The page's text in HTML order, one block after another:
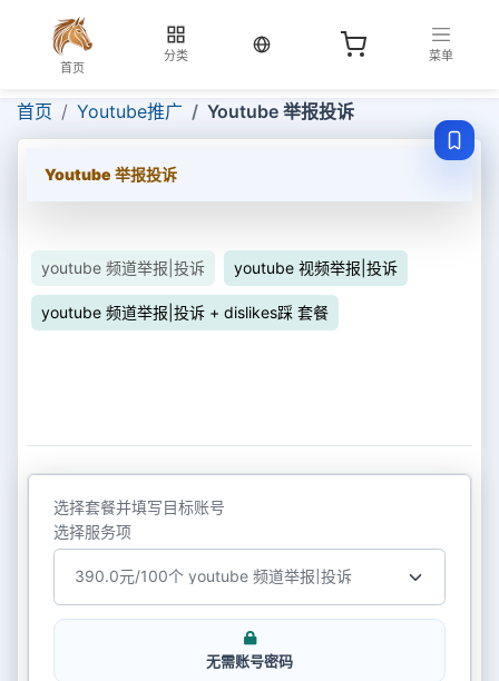
首页
分类
当前语言：中文
菜单
首页 Youtube推广 Youtube 举报投诉
Youtube 举报投诉
youtube 频道举报|投诉 youtube 视频举报|投诉
youtube 频道举报|投诉 + dislikes踩 套餐
选择套餐并填写目标账号
选择服务项
无需账号密码